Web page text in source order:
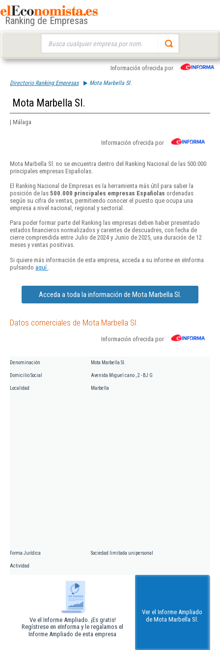
Ranking de Empresas
Información ofrecida por
Directorio Ranking Empresas Mota Marbella Sl.
Mota Marbella Sl.
| Málaga
Información ofrecida por
Mota Marbella Sl. no se encuentra dentro del Ranking Nacional de las 500.000
principales empresas Españolas.
El Ranking Nacional de Empresas es la herramienta más útil para saber la
posición de las 500.000 principales empresas Españolas ordenadas
según su cifra de ventas, permitiendo conocer el puesto que ocupa una
empresa a nivel nacional, regional y sectorial.
Para poder formar parte del Ranking las empresas deben haber presentado
estados financieros normalizados y carentes de descuadres, con fecha de
cierre comprendida entre Julio de 2024 y Junio de 2025, una duración de 12
meses y ventas positivas.
Si quiere más información de esta empresa, acceda a su informe en eInforma
pulsando aquí
Acceda a toda la información de Mota Marbella Sl.
Datos comerciales de Mota Marbella Sl.
Información ofrecida por
Denominación Mota Marbella Sl.
Domicilio Social Avenida Miguel cano , 2 - BJ G
Localidad Marbella
Forma Jurídica Sociedad limitada unipersonal
Actividad
Ve el Informe Ampliado. ¡Es gratis!
Regístrese en eInforma y le regalamos el
Informe Ampliado de esta empresa
Ver el Informe Ampliado
de Mota Marbella Sl.